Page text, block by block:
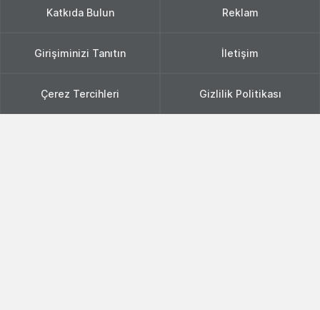
Katkıda Bulun Reklam
Girişiminizi Tanıtın İletişim
Çerez Tercihleri Gizlilik Politikası